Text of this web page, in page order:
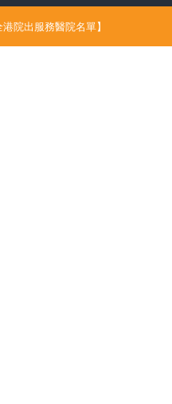
院出服務醫院名單】